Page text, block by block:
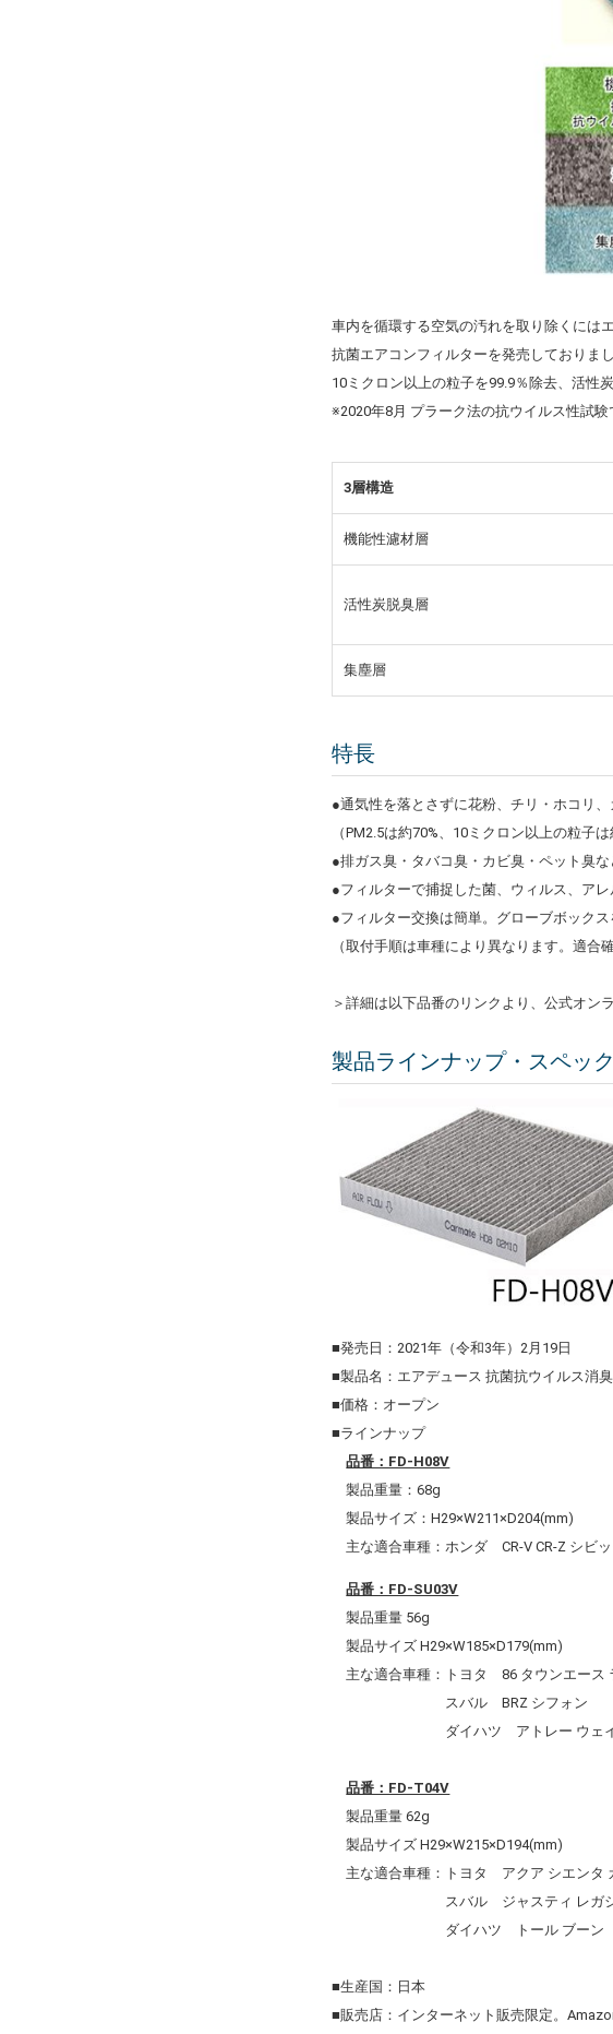
車内を循環する空気の汚れを取り除くには
抗菌エアコンフィルターを発売しておりま
10ミクロン以上の粒子を99.9％除去、活性
※2020年8月 プラーク法の抗ウイルス性試
3層構造
機能性濾材層
活性炭脱臭層
集塵層
特長
●通気性を落とさずに花粉、チリ・ホコリ
（PM2.5は約70%、10ミクロン以上の粒子は
●排ガス臭・タバコ臭・カビ臭・ペット臭
●フィルターで捕捉した菌、ウィルス、アレ
●フィルター交換は簡単。グローブボック
（取付手順は車種により異なります。適合
＞詳細は以下品番のリンクより、公式オン
製品ラインナップ・スペック
■発売日：2021年（令和3年）2月19日
■製品名：エアデュース 抗菌抗ウイルス消
■価格：オープン
■ラインナップ
品番：FD-H08V
製品重量：68g
製品サイズ：H29×W211×D204(mm)
主な適合車種：ホンダ CR-V CR-Z シビ
品番：FD-SU03V
製品重量 56g
製品サイズ H29×W185×D179(mm)
主な適合車種：トヨタ 86 タウンエース
スバル BRZ シフォン
ダイハツ アトレー ウェイク キ
品番：FD-T04V
製品重量 62g
製品サイズ H29×W215×D194(mm)
主な適合車種：トヨタ アクア シエンタ
スバル ジャスティ レガシ
ダイハツ トール ブーン
■生産国：日本
■販売店：インターネット販売限定。